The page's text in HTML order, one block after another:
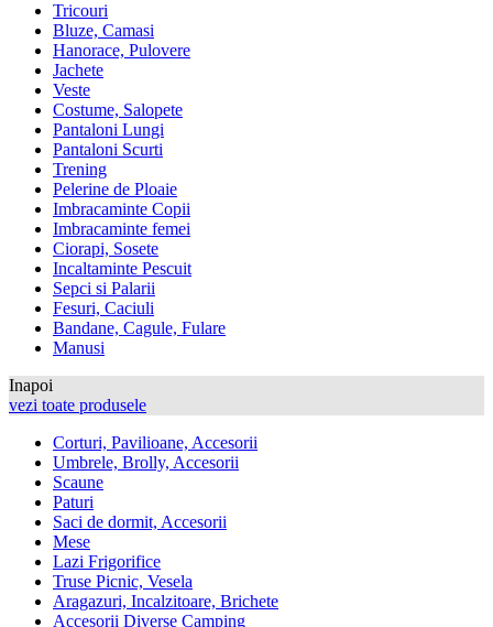
Tricouri
Bluze, Camasi
Hanorace, Pulovere
Jachete
Veste
Costume, Salopete
Pantaloni Lungi
Pantaloni Scurti
Trening
Pelerine de Ploaie
Imbracaminte Copii
Imbracaminte femei
Ciorapi, Sosete
Incaltaminte Pescuit
Sepci si Palarii
Fesuri, Caciuli
Bandane, Cagule, Fulare
Manusi
Inapoi
vezi toate produsele
Corturi, Pavilioane, Accesorii
Umbrele, Brolly, Accesorii
Scaune
Paturi
Saci de dormit, Accesorii
Mese
Lazi Frigorifice
Truse Picnic, Vesela
Aragazuri, Incalzitoare, Brichete
Accesorii Diverse Camping